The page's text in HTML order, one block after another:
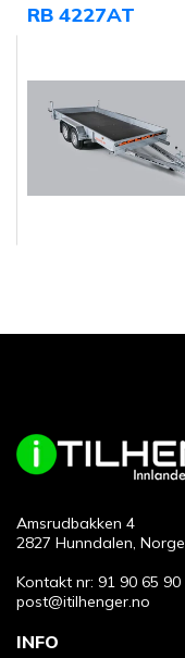
RB 4227AT
Amsrudbakken 4
2827 Hunndalen, Norge
Kontakt nr: 91 90 65 90
post@itilhenger.no
INFO